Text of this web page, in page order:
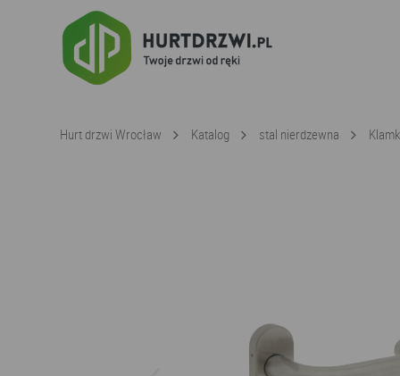
Hurt drzwi Wrocław Katalog stal nierdzewna